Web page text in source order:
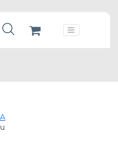
search